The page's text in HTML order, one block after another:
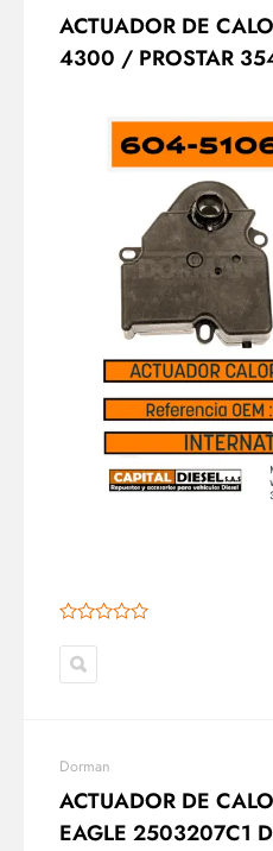
ACTUADOR DE
4300 / PROSTAR
Dorman
ACTUADOR DE
EAGLE 2503207C1